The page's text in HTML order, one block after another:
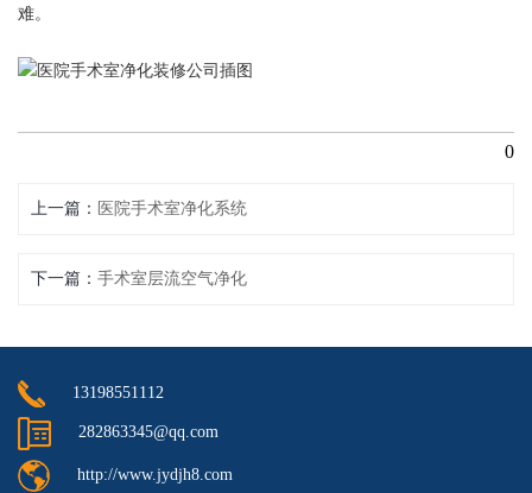
难。
0
上一篇 医院手术室净化系统
下一篇 手术室层流空气净化
13198551112
282863345@qq.com
http://www.jydjh8.com